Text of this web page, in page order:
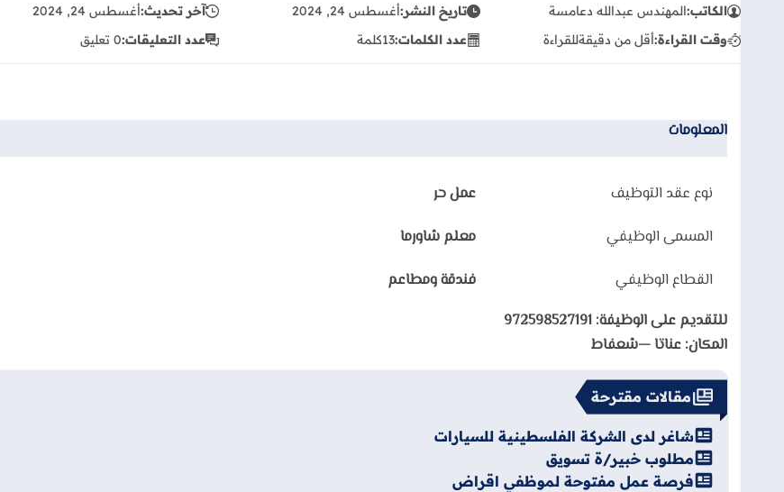
الكاتب:المهندس عبدالله دعامسة تاريخ النشر:أغسطس 24, 2024 آخر تحديث:أغسطس 24, 2024
وقت القراءة:أقل من دقيقةللقراءة عدد الكلمات:13كلمة عدد التعليقات:0 تعليق
المعلومات
نوع عقد التوظيف
عمل حر
المسمى الوظيفي
معلم شاورما
القطاع الوظيفي
فندقة ومطاعم
للتقديم على الوظيفة: 972598527191
المكان: عناتا —شعفاط
مقالات مقترحة
شاغر لدى الشركة الفلسطينية للسيارات
مطلوب خبير/ة تسويق
فرصة عمل مفتوحة لموظفي اقراض